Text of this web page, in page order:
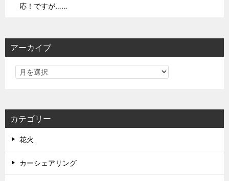
応！ですが……
アーカイブ
カテゴリー
花火
カーシェアリング